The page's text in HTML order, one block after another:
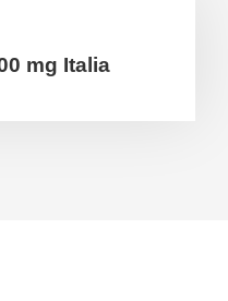
mg Italia